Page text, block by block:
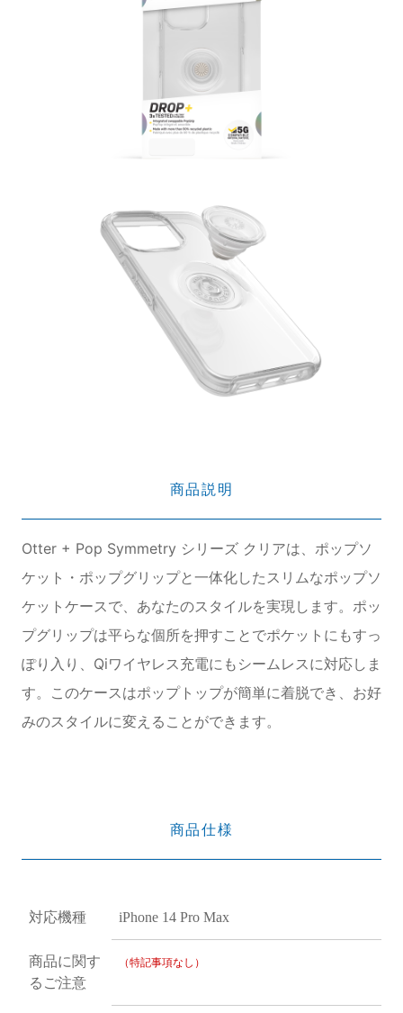
商品説明
Otter + Pop Symmetry シリーズ クリアは、ポップソ
ケット・ポップグリップと一体化したスリムなポップソ
ケットケースで、あなたのスタイルを実現します。ポッ
プグリップは平らな個所を押すことでポケットにもすっ
ぽり入り、Qiワイヤレス充電にもシームレスに対応しま
す。このケースはポップトップが簡単に着脱でき、お好
みのスタイルに変えることができます。
商品仕様
対応機種 iPhone 14 Pro Max
商品に関す
るご注意
（特記事項なし）